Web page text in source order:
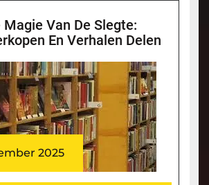
Magie Van De Slegte:
En Verhalen Delen
2025